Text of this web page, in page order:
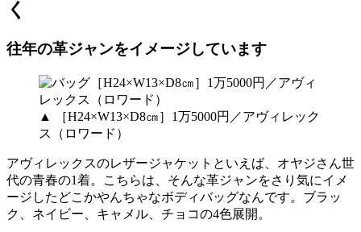
く
往年の革ジャンをイメージしています
▲ ［H24×W13×D8㎝］1万5000円／アヴィレック
ス（ロワード）
アヴィレックスのレザージャケットといえば、オヤジさん世
代の青春の1着。こちらは、そんな革ジャンをさり気にイメ
ージしたどこかやんちゃなボディバッグなんです。ブラッ
ク、ネイビー、キャメル、チョコの4色展開。